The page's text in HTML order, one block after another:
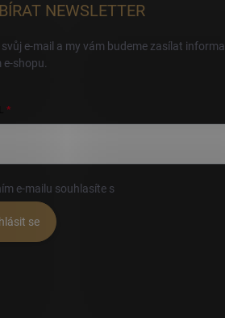
NEWSLETTER
e-mail a my vám budeme zasílat
e-shopu.
e-mailu souhlasíte s
se